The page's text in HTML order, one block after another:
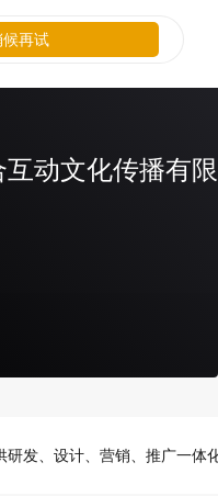
互动文化传播有
发、设计、营销、推广一
再试